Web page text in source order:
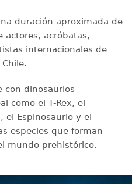
duración aproximada de
actores, acróbatas,
internacionales de
con dinosaurios
como el T-Rex, el
el Espinosaurio y el
especies que forman
mundo prehistórico.